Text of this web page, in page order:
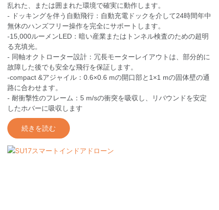
乱れた、または囲まれた環境で確実に動作します。
- ドッキングを伴う自動飛行：自動充電ドックを介して24時間年中
無休のハンズフリー操作を完全にサポートします。
-15,000ルーメンLED：暗い産業またはトンネル検査のための超明
る充填光。
- 同軸オクトローター設計：冗長モーターレイアウトは、部分的に
故障した後でも安全な飛行を保証します。
-compact &アジャイル：0.6×0.6 mの開口部と1×1 mの固体壁の通
路に合わせます。
- 耐衝撃性のフレーム：5 m/sの衝突を吸収し、リバウンドを安定
したホバーに吸収します
続きを読む